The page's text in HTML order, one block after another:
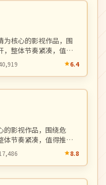
核心的影视作品，围
，整体节奏紧凑，值得
6.4
的影视作品，围绕危
体节奏紧凑，值得推荐
8.8